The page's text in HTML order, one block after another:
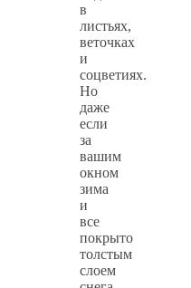
в
листьях,
веточках
и
соцветиях.
Но
даже
если
за
вашим
окном
зима
и
все
покрыто
толстым
слоем